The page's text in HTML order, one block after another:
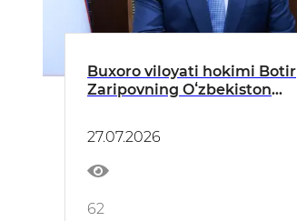
Buxoro viloyati hokimi Botir
Zaripovning Oʻzbekiston
qarorlari hamda Vazirlar
Mahkamasi hujjatlari ijrosi
yuzasidan hisoboti
27.07.2026
62